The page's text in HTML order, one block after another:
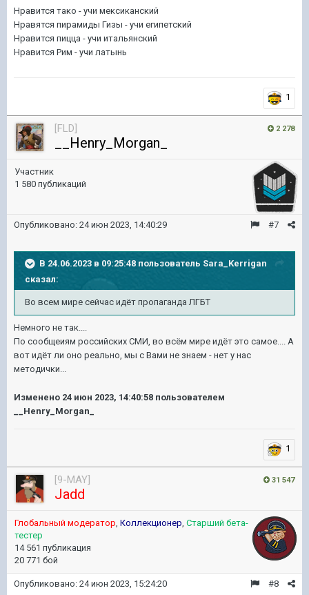
Нравится тако - учи мексиканский
Нравятся пирамиды Гизы - учи египетский
Нравится пицца - учи итальянский
Нравится Рим - учи латынь
1
2 278
[FLD]
__Henry_Morgan_
Участник
1 580 публикаций
#7
Опубликовано: 24 июн 2023, 14:40:29
В 24.06.2023 в 09:25:48 пользователь Sara_Kerrigan
сказал:
Во всем мире сейчас идёт пропаганда ЛГБТ
Немного не так....
По сообщеиям российских СМИ, во всём мире идёт это самое.... А
вот идёт ли оно реально, мы с Вами не знаем - нет у нас
методички...
Изменено 24 июн 2023, 14:40:58 пользователем
__Henry_Morgan_
1
31 547
[9-MAY]
Jadd
Глобальный модератор Коллекционер Старший бета-
тестер
14 561 публикация
20 771 бой
#8
Опубликовано: 24 июн 2023, 15:24:20